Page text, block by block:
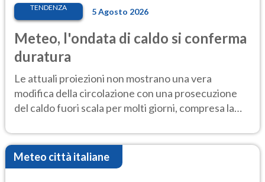
TENDENZA 5 Agosto 2026
Meteo, l'ondata di caldo si conferma
duratura
Le attuali proiezioni non mostrano una vera
modifica della circolazione con una prosecuzione
del caldo fuori scala per molti giorni, compresa la
Meteo città italiane